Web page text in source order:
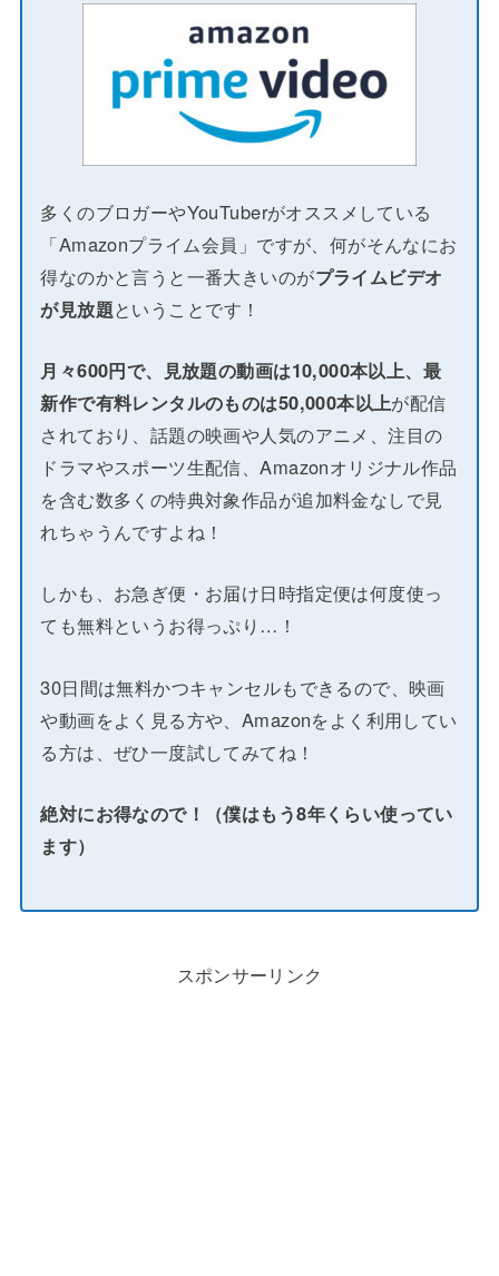
多くのブロガーやYouTuberがオススメしている
「Amazonプライム会員」ですが、何がそんなにお
得なのかと言うと一番大きいのがプライムビデオ
が見放題ということです！
月々600円で、見放題の動画は10,000本以上、最
新作で有料レンタルのものは50,000本以上が配信
されており、話題の映画や人気のアニメ、注目の
ドラマやスポーツ生配信、Amazonオリジナル作品
を含む数多くの特典対象作品が追加料金なしで見
れちゃうんですよね！
しかも、お急ぎ便・お届け日時指定便は何度使っ
ても無料というお得っぷり…！
30日間は無料かつキャンセルもできるので、映画
や動画をよく見る方や、Amazonをよく利用してい
る方は、ぜひ一度試してみてね！
絶対にお得なので！（僕はもう8年くらい使ってい
ます）
スポンサーリンク